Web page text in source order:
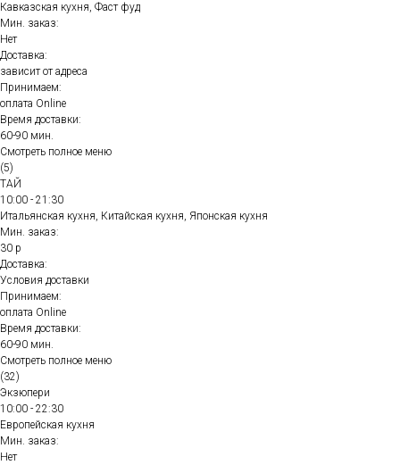
Кавказская кухня, Фаст фуд
Мин. заказ:
Нет
Доставка:
зависит от адреса
Принимаем:
оплата Online
Время доставки:
60-90 мин.
Смотреть полное меню
(5)
ТАЙ
10:00 - 21:30
Итальянская кухня, Китайская кухня, Японская кухня
Мин. заказ:
30 р
Доставка:
Условия доставки
Принимаем:
оплата Online
Время доставки:
60-90 мин.
Смотреть полное меню
(32)
Экзюпери
10:00 - 22:30
Европейская кухня
Мин. заказ:
Нет